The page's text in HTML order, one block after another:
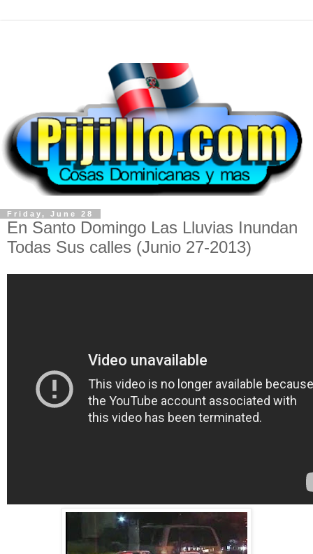
Friday, June 28
En Santo Domingo Las Lluvias Inundan
Todas Sus calles (Junio 27-2013)